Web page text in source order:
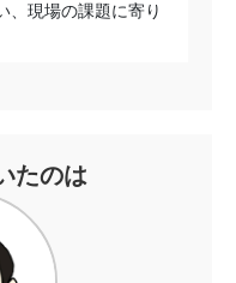
、現場の課題に寄り
たのは